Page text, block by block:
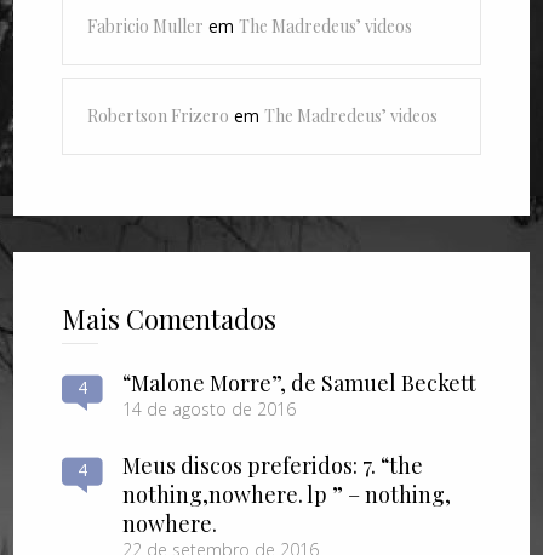
Fabricio Muller emThe Madredeus’ videos
Robertson Frizero emThe Madredeus’ videos
Mais Comentados
4 “Malone Morre”, de Samuel Beckett
14 de agosto de 2016
4
Meus discos preferidos: 7. “the
nothing​,​nowhere. lp ” – nothing​,​
nowhere.
22 de setembro de 2016